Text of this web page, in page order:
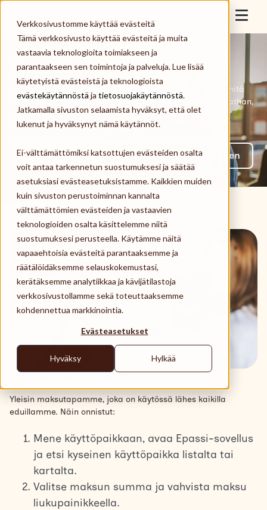
Verkkosivustomme käyttää evästeitä
Tämä verkkosivusto käyttää evästeitä ja muita
vastaavia teknologioita toimiakseen ja
parantaakseen sen toimintoja ja palveluja. Lue lisää
käytetyistä evästeistä ja teknologioista
evästekäytännöstä ja tietosuojakäytännöstä.
Jatkamalla sivuston selaamista hyväksyt, että olet
lukenut ja hyväksynyt nämä käytännöt.
Ei-välttämättömiksi katsottujen evästeiden osalta
voit antaa tarkennetun suostumuksesi ja säätää
asetuksiasi evästeasetuksistamme. Kaikkien muiden
kuin sivuston perustoiminnan kannalta
välttämättömien evästeiden ja vastaavien
teknologioiden osalta käsittelemme niitä
suostumuksesi perusteella. Käytämme näitä
vapaaehtoisia evästeitä parantaaksemme ja
räätälöidäksemme selauskokemustasi,
kerätäksemme analytiikkaa ja kävijätilastoja
verkkosivustollamme sekä toteuttaaksemme
kohdennettua markkinointia.
Evästeasetukset
Hyväksy Hylkää
Skip to content
Työnantaja
Työntekijä
Palveluntarjoaja
Meistä
Kirjaudu
Tilaa Epassi
Käyttöpaikat
Tuki
Epassilla maksaminen.
Kun olet löytänyt mieleisesi palveluntarjoajan, tarkista mitä
alla mainittuja maksutapoja heillä on käytössä. Huomaathan,
että maksutavat saattavat vaihdella palveluntarjoajien
kesken.
Lataa sovellus Avaa pikaohje aloitukseen
Maksu sovelluksella.
Yleisin maksutapamme, joka on käytössä lähes kaikilla
eduillamme. Näin onnistut:
Mene käyttöpaikkaan, avaa Epassi-sovellus
ja etsi kyseinen käyttöpaikka listalta tai
kartalta.
Valitse maksun summa ja vahvista maksu
liukupainikkeella.